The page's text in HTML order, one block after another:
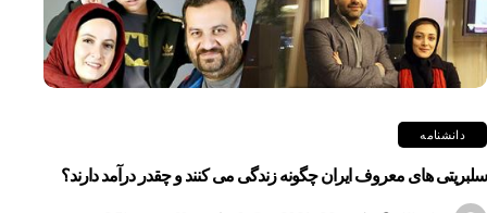
دانشنامه
سلبریتی های معروف ایران چگونه زندگی می کنند و چقدر درآمد دارند؟